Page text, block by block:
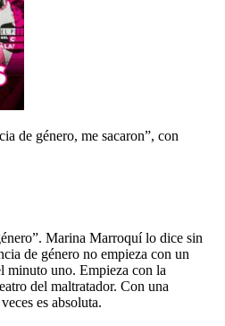
de género, me sacaron”, con
Marina Marroquí lo dice sin
de género no empieza con un
minuto uno. Empieza con la
del maltratador. Con una
es absoluta.